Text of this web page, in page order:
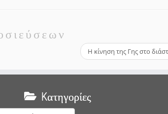
Η κίνηση της Γης στο
Kατηγορίες